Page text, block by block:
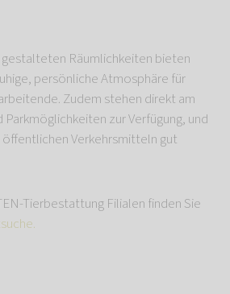
Räumlichkeiten bieten
persönliche Atmosphäre für
Zudem stehen direkt am
zur Verfügung, und
Verkehrsmitteln gut
Tierbestattung Filialen finden Sie